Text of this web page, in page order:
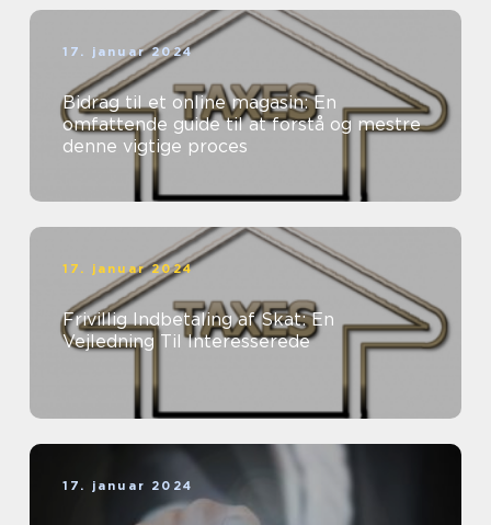
17. januar 2024
Bidrag til et online magasin: En
omfattende guide til at forstå og mestre
denne vigtige proces
17. januar 2024
Frivillig Indbetaling af Skat: En
Vejledning Til Interesserede
17. januar 2024